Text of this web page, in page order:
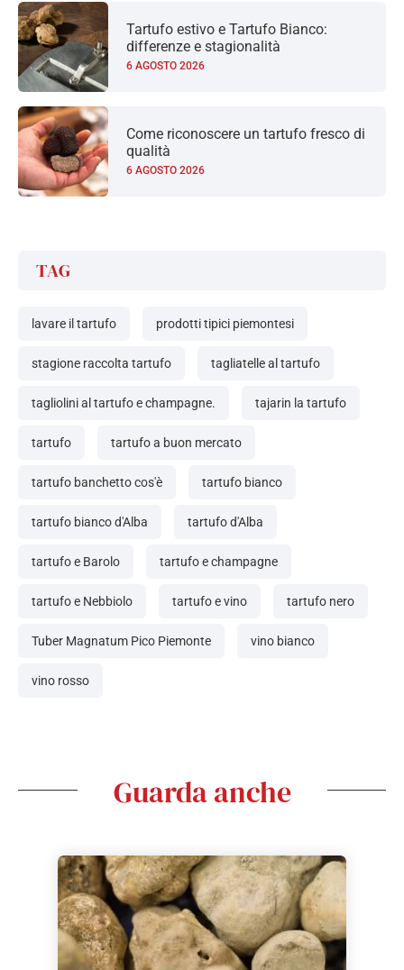
Tartufo estivo e Tartufo Bianco:
differenze e stagionalità
6 AGOSTO 2026
Come riconoscere un tartufo fresco di
qualità
6 AGOSTO 2026
TAG
lavare il tartufo prodotti tipici piemontesi
stagione raccolta tartufo tagliatelle al tartufo
tagliolini al tartufo e champagne. tajarin la tartufo
tartufo tartufo a buon mercato
tartufo banchetto cos'è tartufo bianco
tartufo bianco d'Alba tartufo d'Alba
tartufo e Barolo tartufo e champagne
tartufo e Nebbiolo tartufo e vino tartufo nero
Tuber Magnatum Pico Piemonte vino bianco
vino rosso
Guarda anche